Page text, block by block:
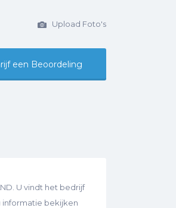
Upload Foto's
een Beoordeling
U vindt het bedrijf
informatie bekijken